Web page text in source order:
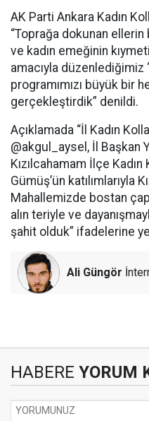
AK Parti Ankara Kadın
“Toprağa dokunan
ve kadın emeğinin
amacıyla düzenlediğimiz
programımızı büyük bir
gerçekleştirdik” denildi.
Açıklamada “İl Kadın
@akgul_aysel, İl Başkan
Kızılcahamam İlçe Kadın
Gümüş’ün katılımlarıyla
Mahallemizde bostan
alın teriyle ve
şahit olduk” ifadelerine
Ali Güngör
HABERE YORUM